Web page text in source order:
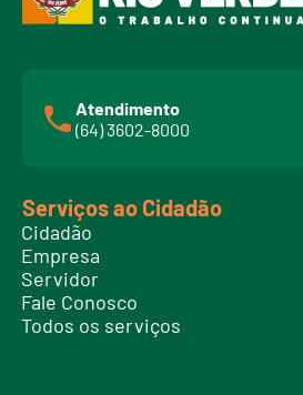
Atendimento
(64) 3602-8000
Serviços ao Cidadão
Cidadão
Empresa
Servidor
Fale Conosco
Todos os serviços